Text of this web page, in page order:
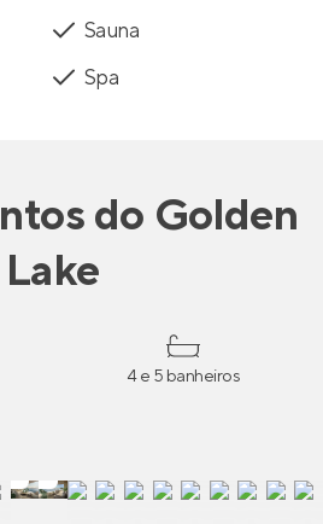
Sauna
Spa
do Golden
Lake
4 e 5 banheiros